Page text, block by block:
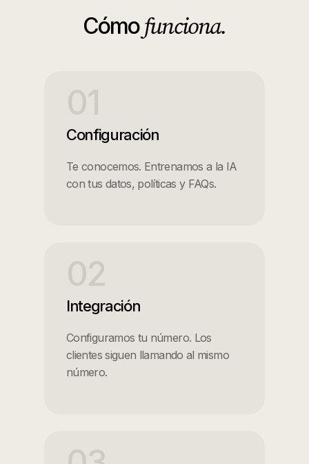
Cómofunciona.
01
Configuración
Te conocemos. Entrenamos a la IA
con tus datos, políticas y FAQs.
02
Integración
Configuramos tu número. Los
clientes siguen llamando al mismo
número.